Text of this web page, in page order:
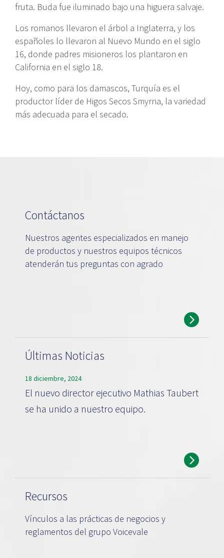
fruta. Buda fue iluminado bajo una higuera salvaje.
Los romanos llevaron el árbol a Inglaterra, y los
españoles lo llevaron al Nuevo Mundo en el siglo
16, donde padres misioneros los plantaron en
California en el siglo 18.
Hoy, como para los damascos, Turquía es el
productor líder de Higos Secos Smyrna, la variedad
más adecuada para el secado.
Contáctanos
Nuestros agentes especializados en manejo
de productos y nuestros equipos técnicos
atenderán tus preguntas con agrado
Últimas Noticias
18 diciembre, 2024
El nuevo director ejecutivo Mathias Taubert
se ha unido a nuestro equipo.
Recursos
Vínculos a las prácticas de negocios y
reglamentos del grupo Voicevale